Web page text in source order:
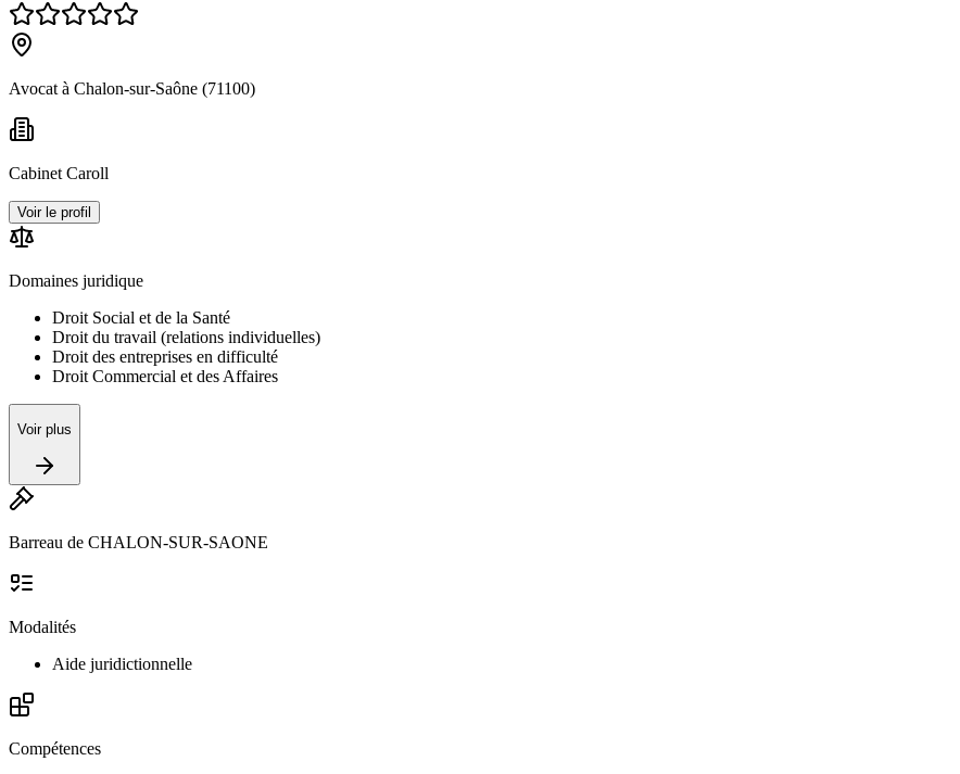
Avocat à Chalon-sur-Saône (71100)
Cabinet Caroll
Voir le profil
Domaines juridique
Droit Social et de la Santé
Droit du travail (relations individuelles)
Droit des entreprises en difficulté
Droit Commercial et des Affaires
Voir plus
Barreau de CHALON-SUR-SAONE
Modalités
Aide juridictionnelle
Compétences